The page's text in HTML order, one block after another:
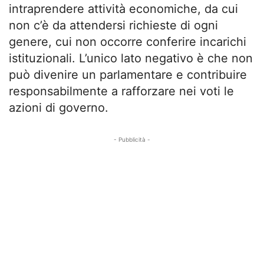
intraprendere attività economiche, da cui
non c’è da attendersi richieste di ogni
genere, cui non occorre conferire incarichi
istituzionali. L’unico lato negativo è che non
può divenire un parlamentare e contribuire
responsabilmente a rafforzare nei voti le
azioni di governo.
- Pubblicità -